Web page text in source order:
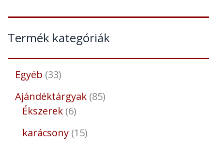
Termék kategóriák
Egyéb 33
Ajándéktárgyak 85
Ékszerek 6
karácsony 15